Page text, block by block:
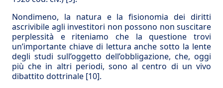
Nondimeno, la natura e la fisionomia dei diritti
ascrivibile agli investitori non possono non suscitare
perplessità e riteniamo che la questione trovi
un’importante chiave di lettura anche sotto la lente
degli studi sull’oggetto dell’obbligazione, che, oggi
più che in altri periodi, sono al centro di un vivo
dibattito dottrinale [10].